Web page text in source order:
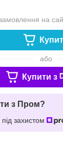
на
або
Купити з
з Пром?
захистом